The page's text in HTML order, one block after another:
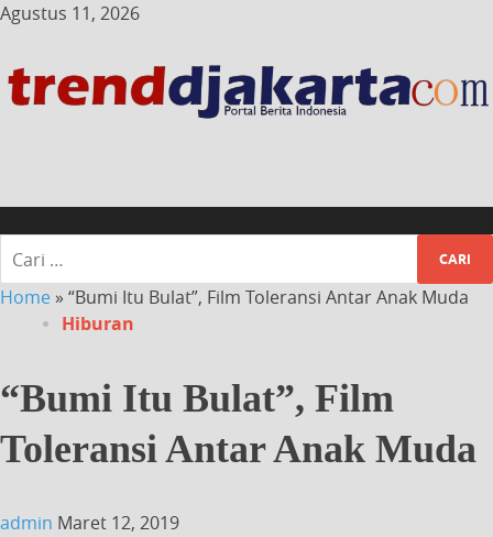
Agustus 11, 2026
Home »“Bumi Itu Bulat”, Film Toleransi Antar Anak Muda
Hiburan
“Bumi Itu Bulat”, Film
Toleransi Antar Anak Muda
admin Maret 12, 2019